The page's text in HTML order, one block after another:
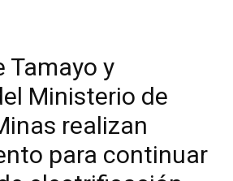
Tamayo y
Ministerio de
realizan
para continuar